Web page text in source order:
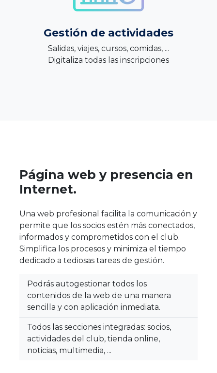
Gestión de actividades
Salidas, viajes, cursos, comidas, ...
Digitaliza todas las inscripciones
Página web y presencia en
Internet.
Una web profesional facilita la comunicación y
permite que los socios estén más conectados,
informados y comprometidos con el club.
Simplifica los procesos y minimiza el tiempo
dedicado a tediosas tareas de gestión.
Podrás autogestionar todos los
contenidos de la web de una manera
sencilla y con aplicación inmediata.
Todos las secciones integradas: socios,
actividades del club, tienda online,
noticias, multimedia, ...